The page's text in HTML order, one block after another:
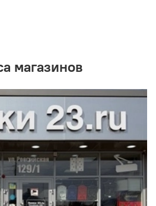
магазинов